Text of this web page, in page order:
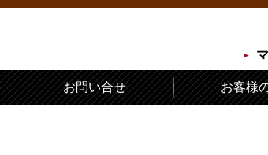
お問い合せ お客様